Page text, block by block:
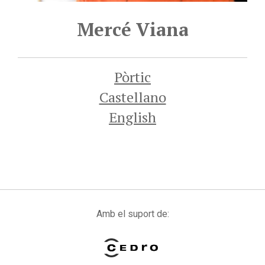
Mercé Viana
Pòrtic
Castellano
English
Amb el suport de: